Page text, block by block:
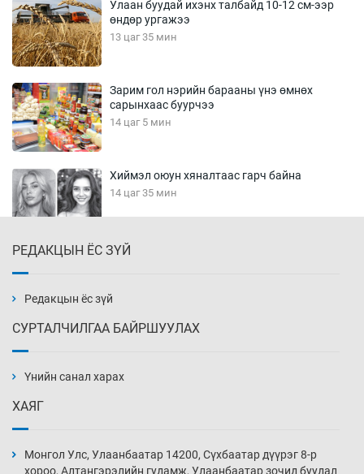
Улаан буудай ихэнх талбайд 10-12 см-ээр
өндөр ургажээ
13 цаг 35 мин
Зарим гол нэрийн барааны үнэ өмнөх
сарынхаас буурчээ
14 цаг 5 мин
Хиймэл оюун хяналтаас гарч байна
14 цаг 35 мин
15 цаг 5 мин
нэмэгджээ
15 цаг 35 мин
РЕДАКЦЫН ЁС ЗҮЙ
Редакцын ёс зүй
СУРТАЛЧИЛГАА БАЙРШУУЛАХ
Үнийн санал харах
ХАЯГ
Монгол Улс, Улаанбаатар 14200, Сүхбаатар дүүрэг 8-р
хороо, Алтангэрэлийн гудамж, Улаанбаатар зочид буудал